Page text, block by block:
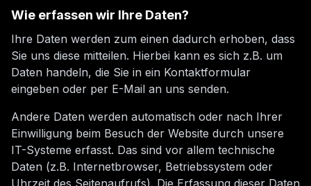
Wie erfassen wir Ihre Daten?
Ihre Daten werden zum einen dadurch erhoben, dass
Sie uns diese mitteilen. Hierbei kann es sich z.B. um
Daten handeln, die Sie in ein Kontaktformular
eingeben oder per E-Mail an uns senden.
Andere Daten werden automatisch oder nach Ihrer
Einwilligung beim Besuch der Website durch unsere
IT-Systeme erfasst. Das sind vor allem technische
Daten (z.B. Internetbrowser, Betriebssystem oder
Uhrzeit des Seitenaufrufs). Die Erfassung dieser Daten